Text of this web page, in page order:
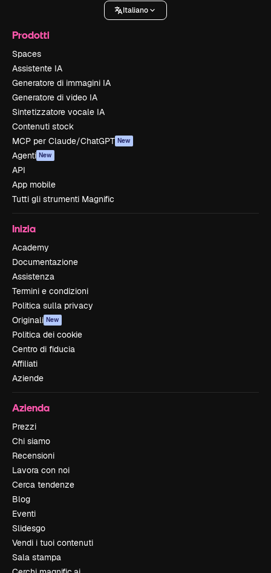
Italiano
Prodotti
Spaces
Assistente IA
Generatore di immagini IA
Generatore di video IA
Sintetizzatore vocale IA
Contenuti stock
MCP per Claude/ChatGPT New
Agenti New
API
App mobile
Tutti gli strumenti Magnific
Inizia
Academy
Documentazione
Assistenza
Termini e condizioni
Politica sulla privacy
Originali New
Politica dei cookie
Centro di fiducia
Affiliati
Aziende
Azienda
Prezzi
Chi siamo
Recensioni
Lavora con noi
Cerca tendenze
Blog
Eventi
Slidesgo
Vendi i tuoi contenuti
Sala stampa